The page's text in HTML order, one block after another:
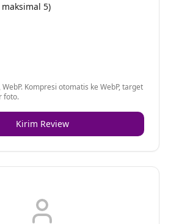
5)
WebP. Kompresi otomatis ke WebP, target
foto.
Kirim Review